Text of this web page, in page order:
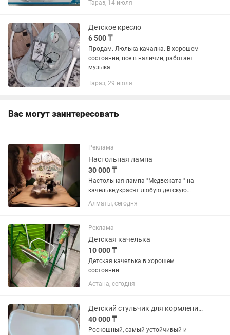
москитный купол электроника
Тараз, 14 июля
Детское кресло
6 500 ₸
Продам. Люлька-качалка. В хорошем
состоянии, все в наличии, работает
музыка.
Тараз, 29 июля
Вас могут заинтересовать
Реклама
Настольная лампа
30 000 ₸
Настольная лампа "Медвежата " на
качельке,украсят любую детскую
спаленку,(диммированный
выключатель)
Алматы, сегодня
Реклама
Детская качелька
10 000 ₸
Детская качелька в хорошем
состоянии.
Астана, сегодня
Детский стульчик для кормления и качеля Tatamia Peg Perego
40 000 ₸
Роскошный, самый устойчивый и